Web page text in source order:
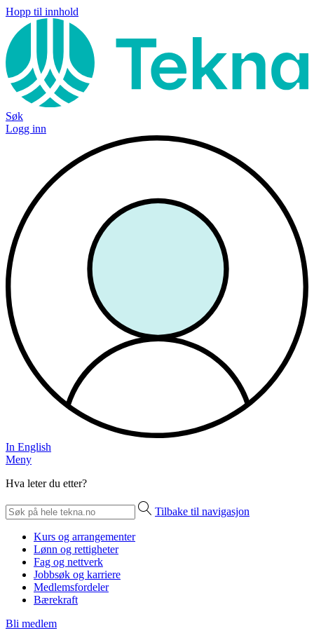
Hopp til innhold
Søk
Logg inn
In English
Meny
Hva leter du etter?
Tilbake til navigasjon
Kurs og arrangementer
Lønn og rettigheter
Fag og nettverk
Jobbsøk og karriere
Medlemsfordeler
Bærekraft
Bli medlem